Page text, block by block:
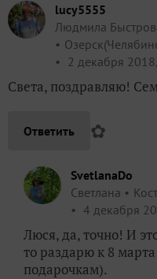
lucy5555
Людмила
2 декабря
Света, поздравляю!
Ответить ✿
SvetlanaDo
Светлана
4 декабря
Люся, да, точно! И
то раздарю к 8
подарочкам).